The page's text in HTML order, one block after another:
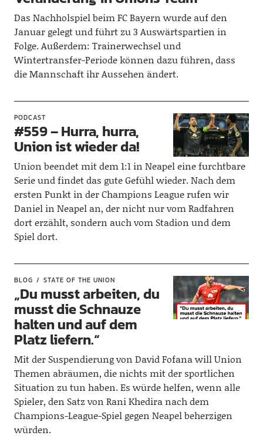
Das Nachholspiel beim FC Bayern wurde auf den
Januar gelegt und führt zu 3 Auswärtspartien in
Folge. Außerdem: Trainerwechsel und
Wintertransfer-Periode können dazu führen, dass
die Mannschaft ihr Aussehen ändert.
PODCAST
#559 – Hurra, hurra,
Union ist wieder da!
Union beendet mit dem 1:1 in Neapel eine furchtbare
Serie und findet das gute Gefühl wieder. Nach dem
ersten Punkt in der Champions League rufen wir
Daniel in Neapel an, der nicht nur vom Radfahren
dort erzählt, sondern auch vom Stadion und dem
Spiel dort.
BLOG STATE OF THE UNION
„Du musst arbeiten, du
musst die Schnauze
halten und auf dem
Platz liefern.“
Mit der Suspendierung von David Fofana will Union
Themen abräumen, die nichts mit der sportlichen
Situation zu tun haben. Es würde helfen, wenn alle
Spieler, den Satz von Rani Khedira nach dem
Champions-League-Spiel gegen Neapel beherzigen
würden.